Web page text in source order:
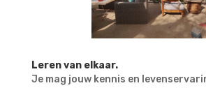
Leren van elkaar.
Je mag jouw kennis en